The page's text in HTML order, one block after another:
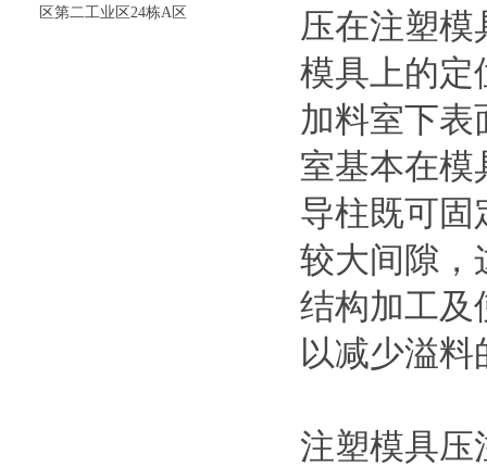
区第二工业区24栋A区
压在注塑模
模具上的定
加料室下表
室基本在模
导柱既可固
较大间隙，
结构加工及
以减少溢
注塑模具压